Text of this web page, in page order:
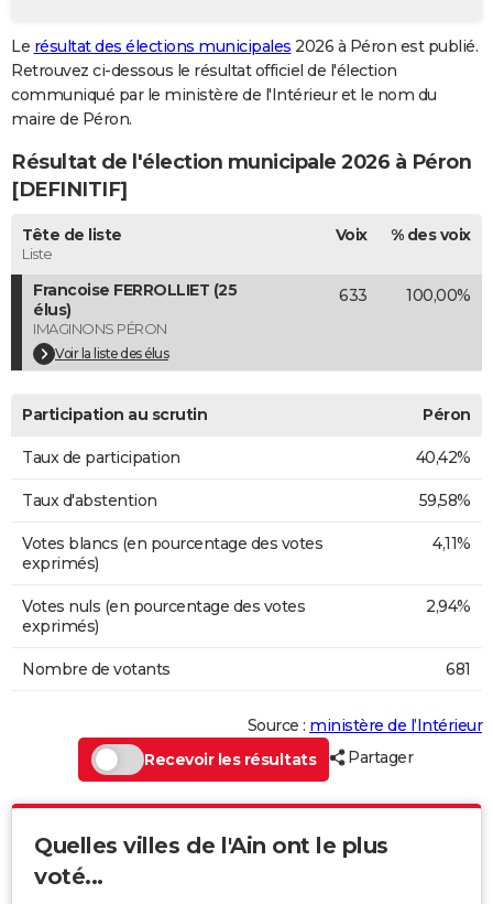
GUIDES D'ACHAT
BONS PLANS
CARTE DE VOEUX
Carte de Noël
Carte Bonne année
Carte Saint-Valentin
Carte Pâques
Carte d'anniversaire
DICTIONNAIRE
Dictionnaire
Biographies
Citations
Expressions
Proverbes
PROGRAMME TV
COPAINS D'AVANT
S'inscrire
Se connecter
Lycées
Collèges
Primaires
Universités
Entreprises
Service militaire
Avis de recherche
AVIS DE DÉCÈS
Bricolage
Lifestyle
Culture
Sport
Auto
Television
Voyage
Cinema
Le résultat des élections municipales 2026 à Péron est publié.
Retrouvez ci-dessous le résultat officiel de l'élection
communiqué par le ministère de l'Intérieur et le nom du
maire de Péron.
Résultat de l'élection municipale 2026 à Péron
[DEFINITIF]
Tête de liste
Liste
Voix % des voix
Francoise FERROLLIET (25
élus)
IMAGINONS PÉRON
Voir la liste des élus
633 100,00%
Participation au scrutin Péron
Taux de participation 40,42%
Taux d'abstention 59,58%
Votes blancs (en pourcentage des votes
exprimés)
4,11%
Votes nuls (en pourcentage des votes
exprimés)
2,94%
Nombre de votants 681
Source : ministère de l’Intérieur
Recevoir les résultats
Partager
Quelles villes de l'Ain ont le plus
voté...